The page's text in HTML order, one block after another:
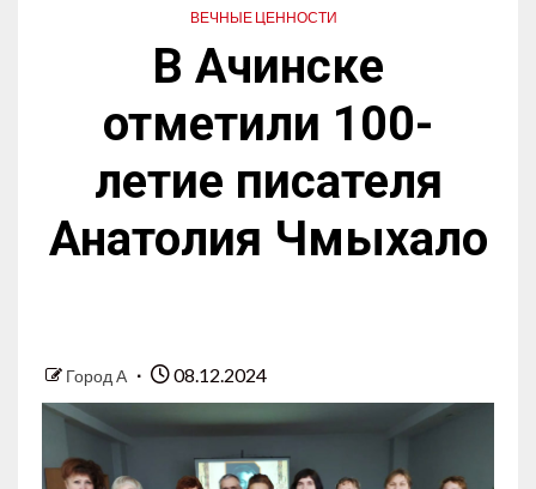
ВЕЧНЫЕ ЦЕННОСТИ
В Ачинске
отметили 100-
летие писателя
Анатолия Чмыхало
Город А 08.12.2024